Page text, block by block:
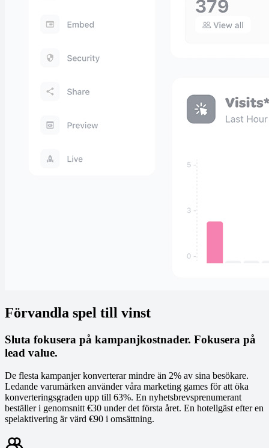
Förvandla spel till vinst
Sluta fokusera på kampanjkostnader. Fokusera på
lead value.
De flesta kampanjer konverterar mindre än 2% av sina besökare.
Ledande varumärken använder våra marketing games för att öka
konverteringsgraden upp till 63%. En nyhetsbrevsprenumerant
beställer i genomsnitt €30 under det första året. En hotellgäst efter en
spelaktivering är värd €90 i omsättning.